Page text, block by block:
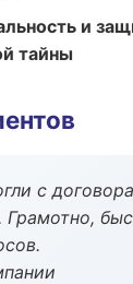
и
тайны
с
Грамотно,